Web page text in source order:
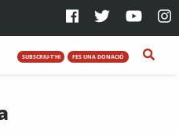
SUBSCRIU-T'HI FES UNA DONACIÓ